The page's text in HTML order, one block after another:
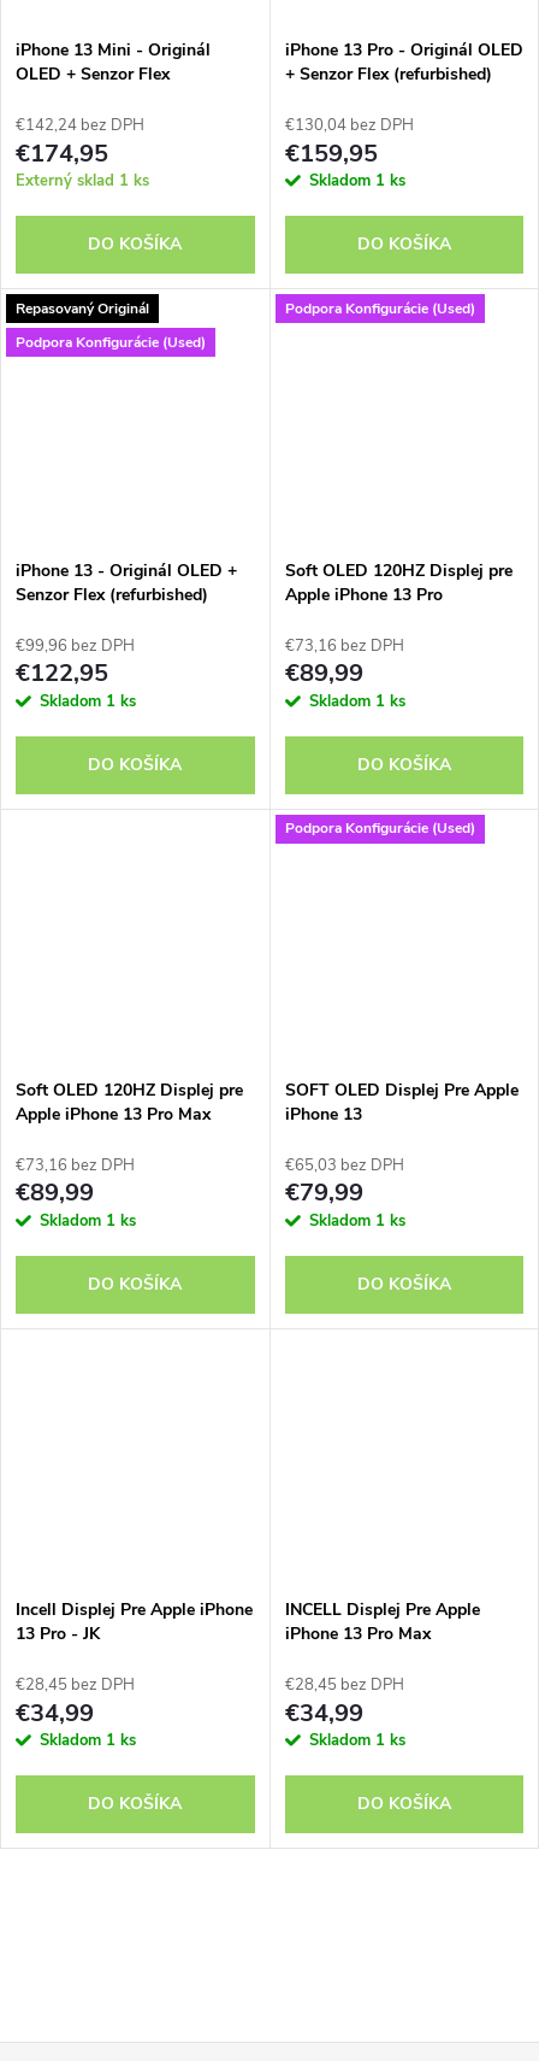
o
v
v
iPhone 13 Mini - Originál
OLED + Senzor Flex
€142,24 bez DPH
€174,95
Externý sklad 1 ks
DO KOŠÍKA
iPhone 13 Pro - Originál OLED
+ Senzor Flex (refurbished)
€130,04 bez DPH
€159,95
Skladom 1 ks
DO KOŠÍKA
Repasovaný Originál
Podpora Konfigurácie (Used)
iPhone 13 - Originál OLED +
Senzor Flex (refurbished)
€99,96 bez DPH
€122,95
Skladom 1 ks
DO KOŠÍKA
Podpora Konfigurácie (Used)
Soft OLED 120HZ Displej pre
Apple iPhone 13 Pro
€73,16 bez DPH
€89,99
Skladom 1 ks
DO KOŠÍKA
Soft OLED 120HZ Displej pre
Apple iPhone 13 Pro Max
€73,16 bez DPH
€89,99
Skladom 1 ks
DO KOŠÍKA
Podpora Konfigurácie (Used)
SOFT OLED Displej Pre Apple
iPhone 13
€65,03 bez DPH
€79,99
Skladom 1 ks
DO KOŠÍKA
Incell Displej Pre Apple iPhone
13 Pro - JK
€28,45 bez DPH
€34,99
Skladom 1 ks
DO KOŠÍKA
INCELL Displej Pre Apple
iPhone 13 Pro Max
€28,45 bez DPH
€34,99
Skladom 1 ks
DO KOŠÍKA